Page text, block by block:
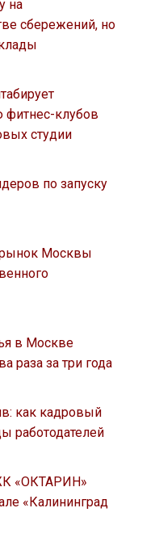
на
сбережений, но
фитнес-клубов
студии
по запуску
Москвы
в Москве
раза за три года
как кадровый
работодателей
«ОКТАРИН»
«Калининград